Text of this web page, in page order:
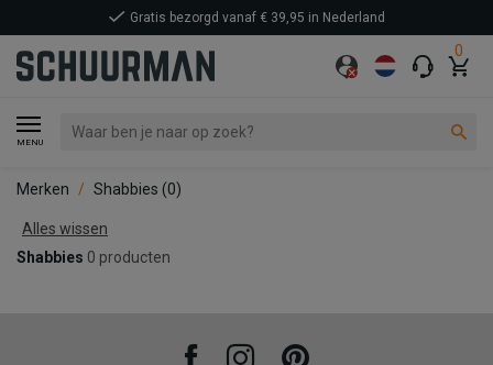
0
MENU
Gratis bezorgd vanaf € 39,95 in Nederland
Merken Shabbies (0)
Alles wissen
Shabbies 0 producten
FacebookInstagramPinterest